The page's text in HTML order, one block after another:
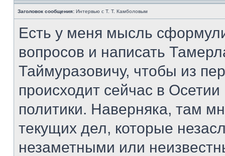
Заголовок сообщения: Интервью с Т. Т. Камболовым
Есть у меня мысль
вопросов и написать
Таймуразовичу, чтобы из
происходит сейчас в
политики. Наверняка, там
текущих дел, которые
незаметными или